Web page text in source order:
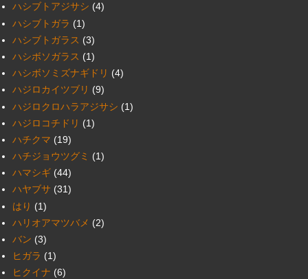
ハシブトアジサシ (4)
ハシブトガラ (1)
ハシブトガラス (3)
ハシボソガラス (1)
ハシボソミズナギドリ (4)
ハジロカイツブリ (9)
ハジロクロハラアジサシ (1)
ハジロコチドリ (1)
ハチクマ (19)
ハチジョウツグミ (1)
ハマシギ (44)
ハヤブサ (31)
はり (1)
ハリオアマツバメ (2)
バン (3)
ヒガラ (1)
ヒクイナ (6)